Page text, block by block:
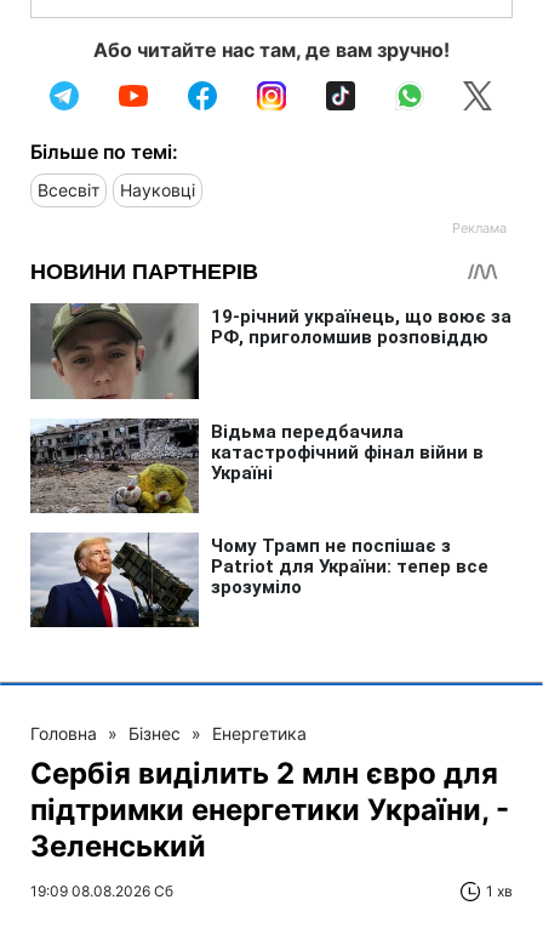
Або читайте нас там, де вам зручно!
Більше по темі:
Всесвіт Науковці
Головна » Бізнес » Енергетика
Сербія виділить 2 млн євро для
підтримки енергетики України, -
Зеленський
19:09 08.08.2026 Сб 1 хв